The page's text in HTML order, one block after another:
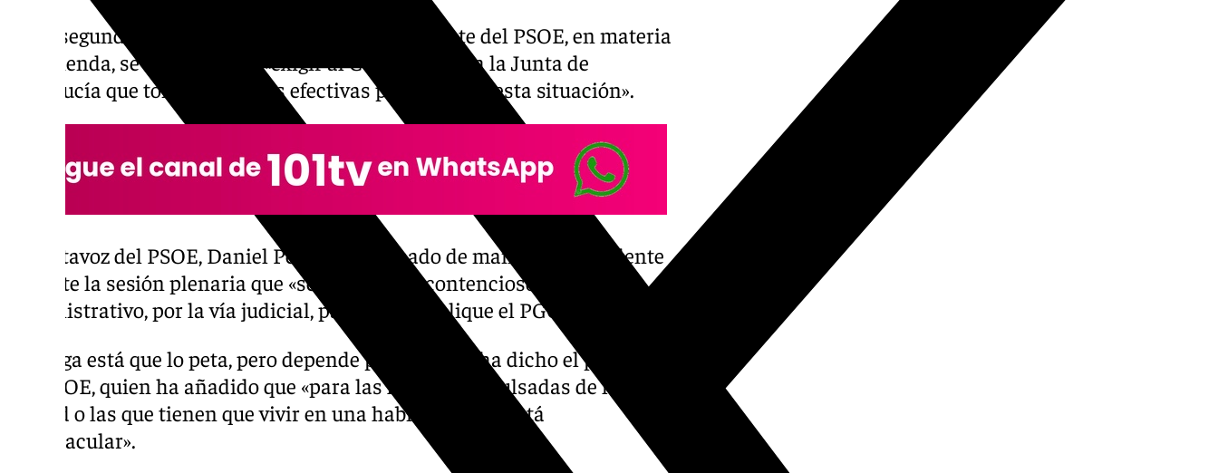
En la segunda parte del punto de la moción urgente del PSOE, en materia
de vivienda, se ha aprobado «exigir al Consistorio y a la Junta de
Andalucía que tomen medidas efectivas para revertir esta situación».
El portavoz del PSOE, Daniel Pérez, ha afirmado de manera contundente
durante la sesión plenaria que «se va a ir a un contencioso-
administrativo, por la vía judicial, para que se aplique el PGOU de 2011».
«Málaga está que lo peta, pero depende para quién», ha dicho el portavoz
del PSOE, quien ha añadido que «para las familias expulsadas de la
ciudad o las que tienen que vivir en una habitación, no está
espectacular».